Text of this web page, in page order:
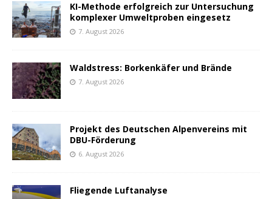
KI-Methode erfolgreich zur Untersuchung
komplexer Umweltproben eingesetz
7. August 2026
Waldstress: Borkenkäfer und Brände
7. August 2026
Projekt des Deutschen Alpenvereins mit
DBU-Förderung
6. August 2026
Fliegende Luftanalyse